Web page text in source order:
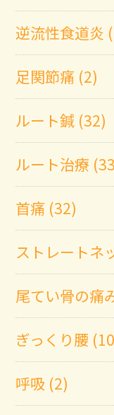
逆流性食道炎
足関節痛 (2)
ルート鍼 (32)
ルート治療
首痛 (32)
ストレートネ
尾てい骨の痛
ぎっくり腰
呼吸 (2)